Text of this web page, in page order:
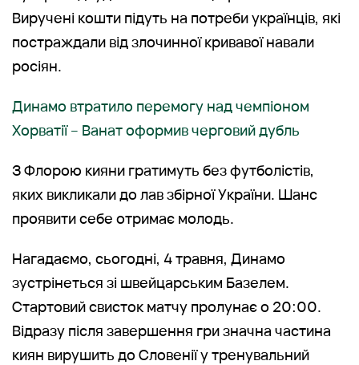
Виручені кошти підуть на потреби українців, які
постраждали від злочинної кривавої навали
росіян.
Динамо втратило перемогу над чемпіоном
Хорватії – Ванат оформив черговий дубль
З Флорою кияни гратимуть без футболістів,
яких викликали до лав збірної України. Шанс
проявити себе отримає молодь.
Нагадаємо, сьогодні, 4 травня, Динамо
зустрінеться зі швейцарським Базелем.
Стартовий свисток матчу пролунає о 20:00.
Відразу після завершення гри значна частина
киян вирушить до Словенії у тренувальний